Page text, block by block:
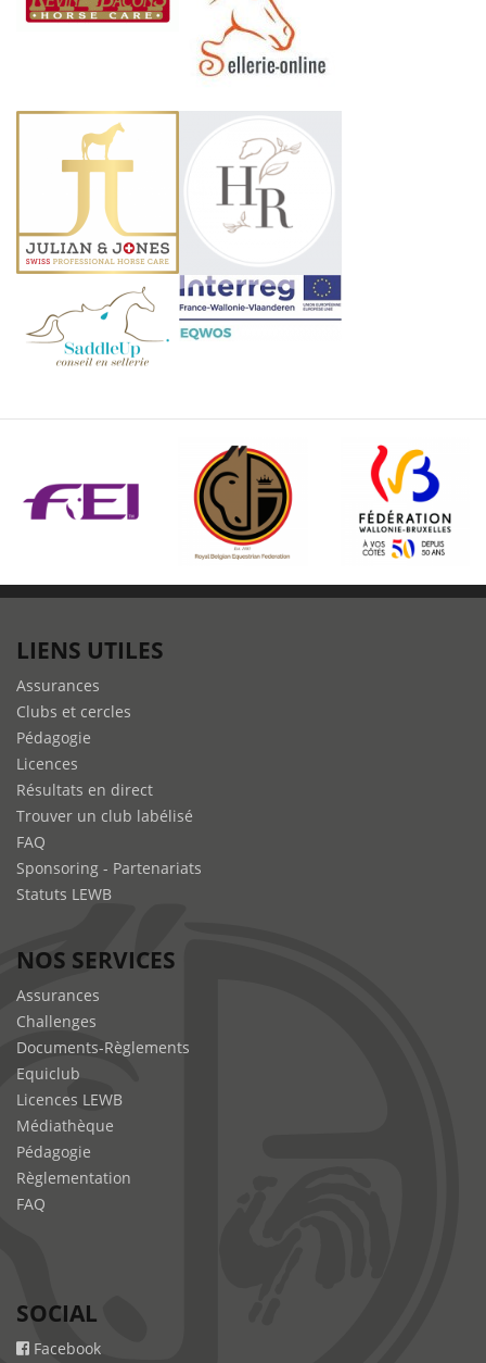
LIENS UTILES
Assurances
Clubs et cercles
Pédagogie
Licences
Résultats en direct
Trouver un club labélisé
FAQ
Sponsoring - Partenariats
Statuts LEWB
NOS SERVICES
Assurances
Challenges
Documents-Règlements
Equiclub
Licences LEWB
Médiathèque
Pédagogie
Règlementation
FAQ
SOCIAL
Facebook